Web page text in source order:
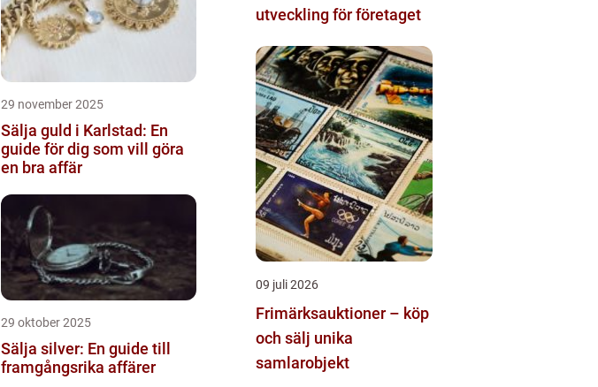
29 november 2025
Sälja guld i Karlstad: En
guide för dig som vill göra
en bra affär
29 oktober 2025
Sälja silver: En guide till
framgångsrika affärer
utveckling för företaget
09 juli 2026
Frimärksauktioner – köp
och sälj unika
samlarobjekt